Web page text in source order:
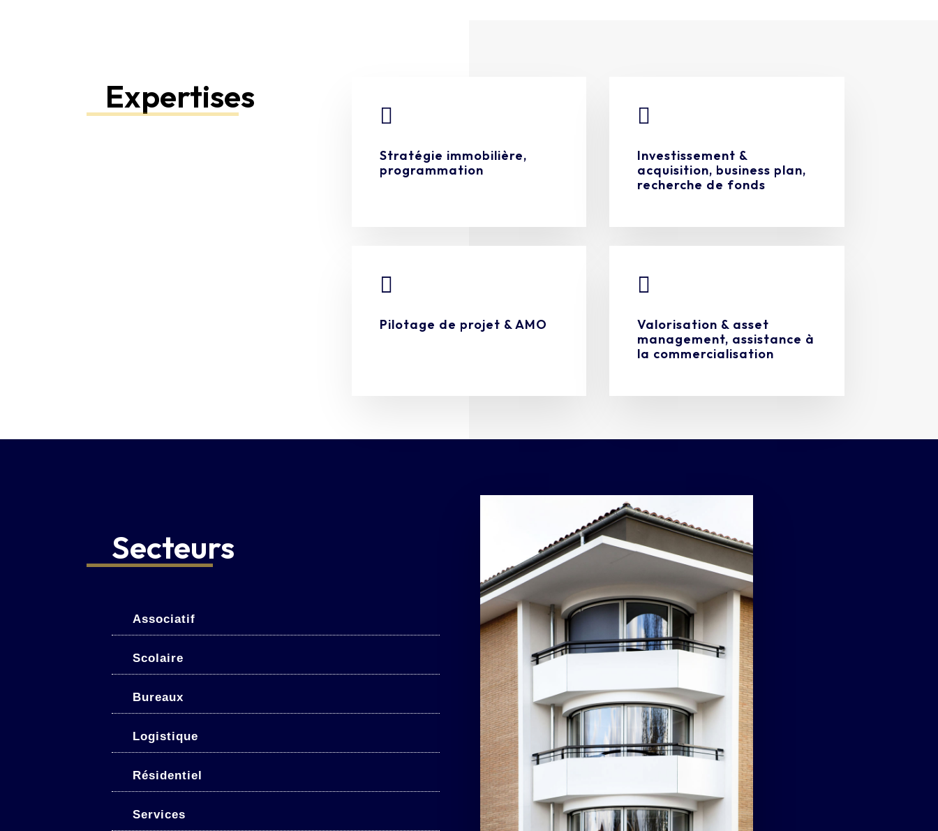
Expertises 
Stratégie immobilière,
programmation

Investissement &
acquisition, business plan,
recherche de fonds

Pilotage de projet & AMO

Valorisation & asset
management, assistance à
la commercialisation
Secteurs
Associatif
Scolaire
Bureaux
Logistique
Résidentiel
Services